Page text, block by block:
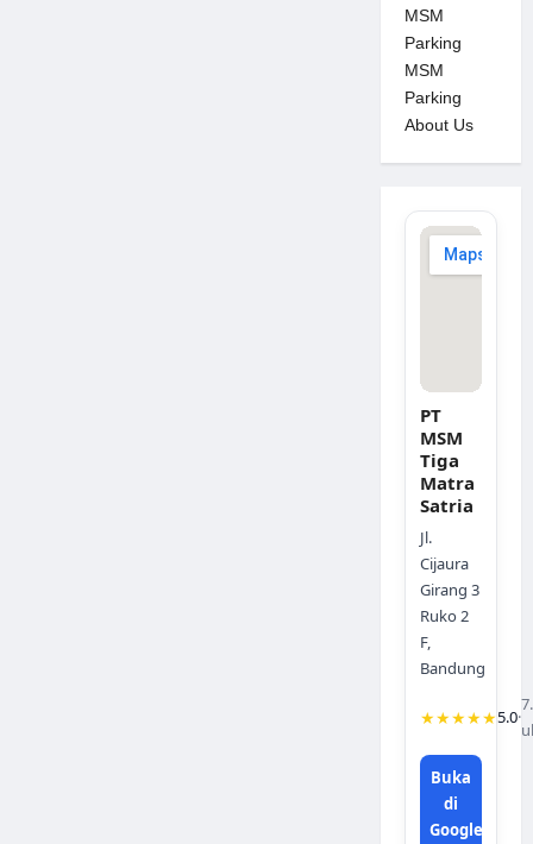
MSM
Parking
MSM
Parking
About Us
PT
MSM
Tiga
Matra
Satria
Jl.
Cijaura
Girang 3
Ruko 2
F,
Bandung
★★★★★5.0·
Buka
di
Google